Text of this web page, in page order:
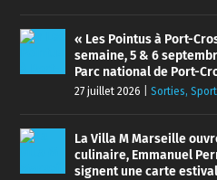
« Les Pointus à Port-
semaine, 5 & 6
Parc national de Port-
27 juillet 2026 |Sorties,
La Villa M Marseille
culinaire, Emmanuel
signent une carte